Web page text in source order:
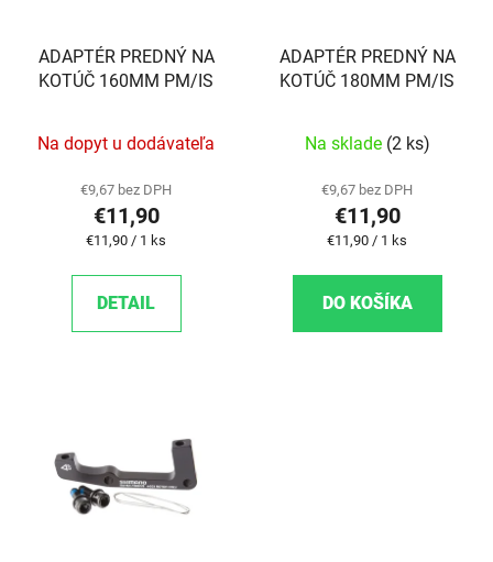
ADAPTÉR PREDNÝ NA
KOTÚČ 160MM PM/IS
Na dopyt u dodávateľa
€9,67 bez DPH
€11,90
Jednotková cena:
€11,90 / 1 ks
DETAIL
ADAPTÉR PREDNÝ NA
KOTÚČ 180MM PM/IS
Na sklade (2 ks)
€9,67 bez DPH
€11,90
Jednotková cena:
€11,90 / 1 ks
DO KOŠÍKA